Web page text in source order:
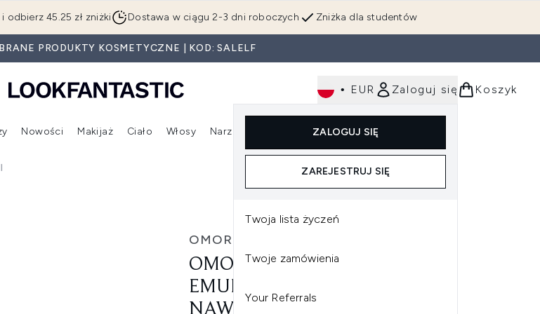
Przejdź do głównej treści
Zniżka dla studentów
odbierz 45.25 zł zniżki Dostawa w ciągu 2-3 dni roboczych
PRODUKTY KOSMETYCZNE | KOD: SALELF
• EUR Zaloguj się
ZALOGUJ SIĘ
ZAREJESTRUJ SIĘ
Twoja lista życzeń
Twoje zamówienia
Your Referrals
Koszyk
(Beauty Box)
Wejdź do podmenu (Marki) Wejdź do podmenu (Pielęgnacja twarzy)
Nowości
Wejdź do podmenu (Nowości)
Makijaż
Wejdź do podmenu (Makijaż)
Ciało Włosy
Wejdź do podmenu (Włosy)
Narzędzia
Wejdź do podmenu (Narzędzia)
Dla mężczyzn
OMOROVICZA
OMOROVICZA ELEMENTAL
EMULSION BALSAM
NAWILŻAJĄCY 50 ML